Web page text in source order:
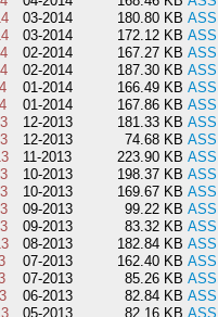
03-2014 180.80 KB
03-2014 172.12 KB
02-2014 167.27 KB
02-2014 187.30 KB
01-2014 166.49 KB
01-2014 167.86 KB
12-2013 181.33 KB
12-2013 74.68 KB
11-2013 223.90 KB
10-2013 198.37 KB
10-2013 169.67 KB
09-2013 99.22 KB
09-2013 83.32 KB
08-2013 182.84 KB
07-2013 162.40 KB
07-2013 85.26 KB
06-2013 82.84 KB
05-2013 82.16 KB